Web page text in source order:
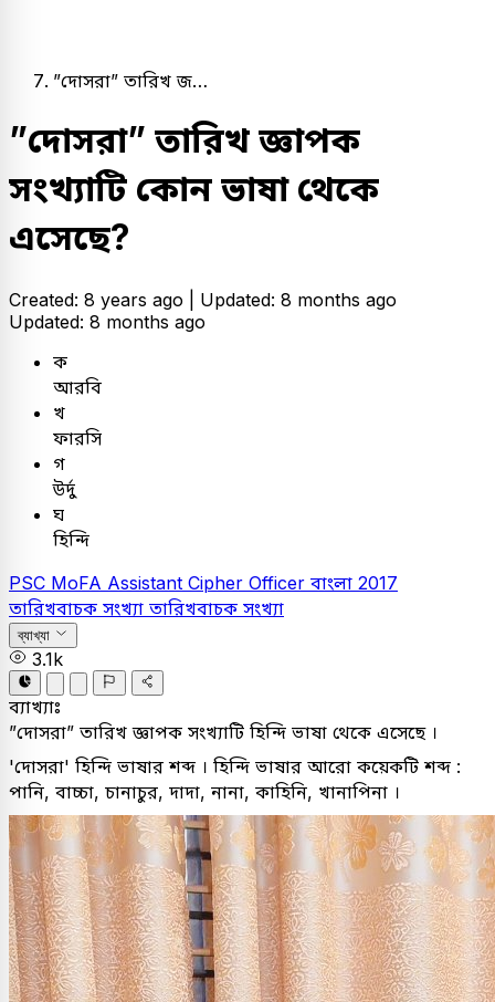
”দোসরা” তারিখ জ…
”দোসরা” তারিখ জ্ঞাপক
সংখ্যাটি কোন ভাষা থেকে
এসেছে?
Created: 8 years ago | Updated: 8 months ago
Updated: 8 months ago
ক
আরবি
খ
ফারসি
গ
উর্দু
ঘ
হিন্দি
PSC MoFA Assistant Cipher Officer বাংলা 2017
তারিখবাচক সংখ্যা তারিখবাচক সংখ্যা
ব্যাখ্যা
3.1k
ব্যাখ্যাঃ
”দোসরা” তারিখ জ্ঞাপক সংখ্যাটি হিন্দি ভাষা থেকে এসেছে ।
'দোসরা' হিন্দি ভাষার শব্দ । হিন্দি ভাষার আরো কয়েকটি শব্দ :
পানি, বাচ্চা, চানাচুর, দাদা, নানা, কাহিনি, খানাপিনা ।